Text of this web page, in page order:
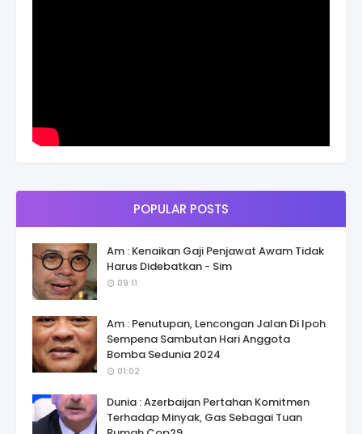
POPULAR POSTS
Am : Kenaikan Gaji Penjawat Awam Tidak
Harus Didebatkan - Sim
09:11
Am : Penutupan, Lencongan Jalan Di Ipoh
Sempena Sambutan Hari Anggota
Bomba Sedunia 2024
01:02
Dunia : Azerbaijan Pertahan Komitmen
Terhadap Minyak, Gas Sebagai Tuan